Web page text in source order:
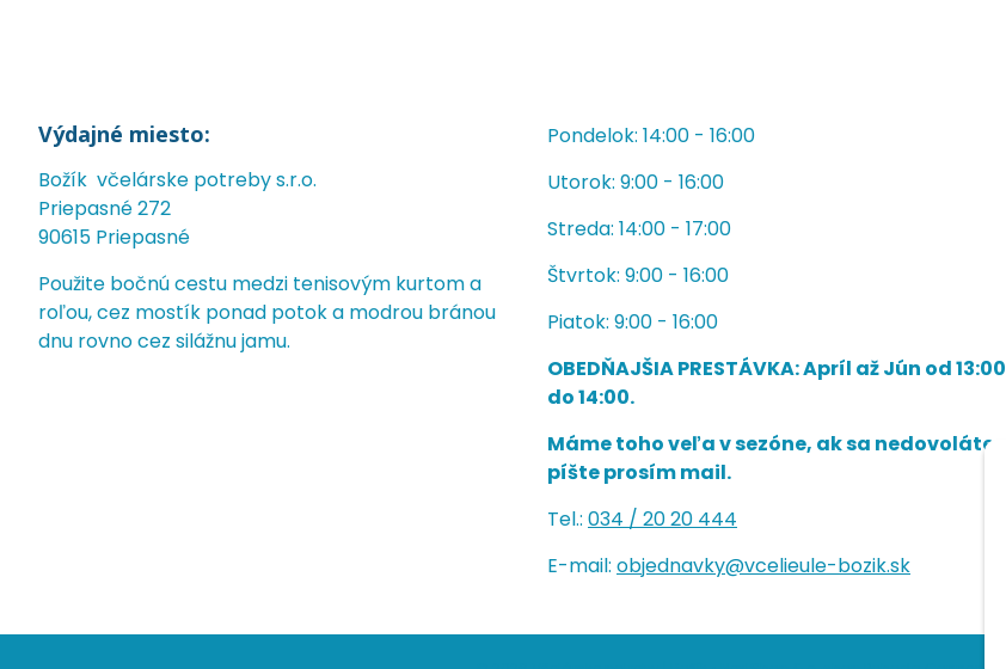
Výdajné miesto:
Božík včelárske potreby s.r.o.
Priepasné 272
90615 Priepasné
Použite bočnú cestu medzi tenisovým kurtom a
roľou, cez mostík ponad potok a modrou bránou
dnu rovno cez silážnu jamu.
Pondelok: 14:00 - 16:00
Utorok: 9:00 - 16:00
Streda: 14:00 - 17:00
Štvrtok: 9:00 - 16:00
Piatok: 9:00 - 16:00
OBEDŇAJŠIA PRESTÁVKA: Apríl až Jún od 13:00
do 14:00.
Máme toho veľa v sezóne, ak sa nedovoláte,
píšte prosím mail.
Tel.: 034 / 20 20 444
E-mail: objednavky@vcelieule-bozik.sk